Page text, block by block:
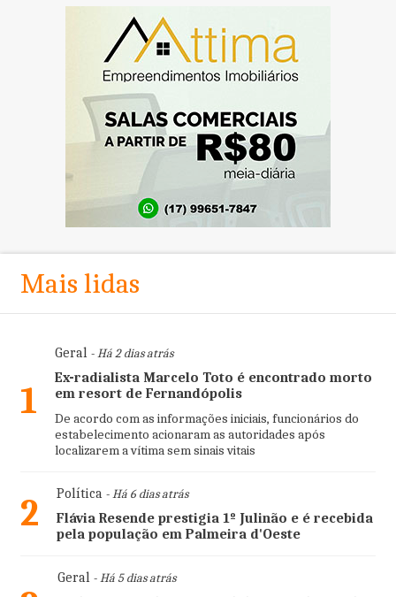
Mais lidas
1
Geral- Há 2 dias atrás
Ex-radialista Marcelo Toto é encontrado morto
em resort de Fernandópolis
De acordo com as informações iniciais, funcionários do
estabelecimento acionaram as autoridades após
localizarem a vítima sem sinais vitais
2 Política- Há 6 dias atrás
Flávia Resende prestigia 1º Julinão e é recebida
pela população em Palmeira d'Oeste
Geral- Há 5 dias atrás